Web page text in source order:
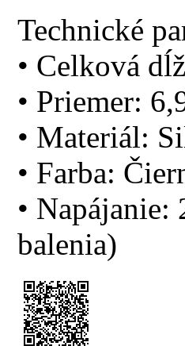
Technické
• Celková
• Priemer:
• Materiál:
• Farba:
•
balenia)